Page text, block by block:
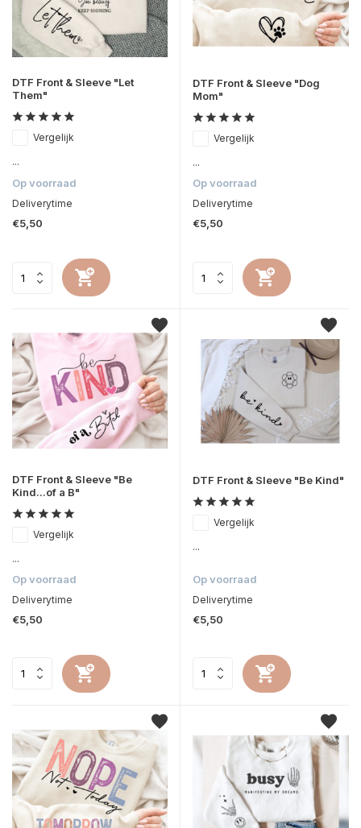
DTF Front & Sleeve "Let
Them"
Vergelijk
...
Op voorraad
Deliverytime
€5,50
DTF Front & Sleeve "Dog
Mom"
Vergelijk
...
Op voorraad
Deliverytime
€5,50
DTF Front & Sleeve "Be
Kind...of a B"
Vergelijk
...
Op voorraad
Deliverytime
€5,50
DTF Front & Sleeve "Be Kind"
Vergelijk
...
Op voorraad
Deliverytime
€5,50